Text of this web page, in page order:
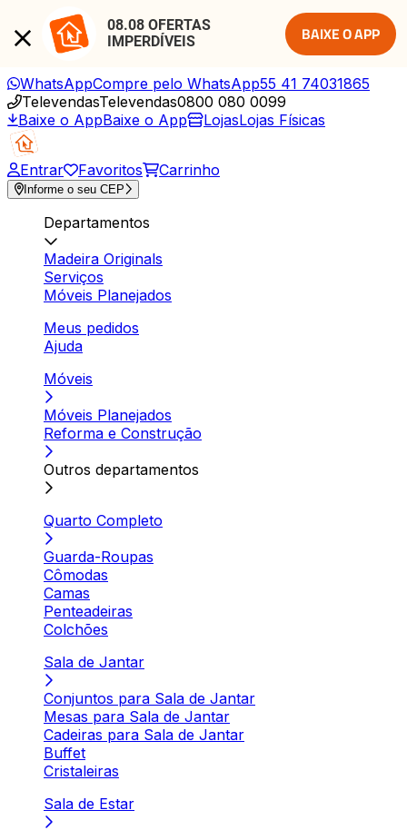
08.08 OFERTAS
IMPERDÍVEIS
BAIXE O APP
WhatsAppCompre pelo WhatsApp55 41 74031865
TelevendasTelevendas0800 080 0099
Baixe o AppBaixe o App LojasLojas Físicas
Entrar Favoritos Carrinho
Informe o seu CEP
Departamentos
Madeira Originals
Serviços
Móveis Planejados
Meus pedidos
Ajuda
Móveis
Móveis Planejados
Reforma e Construção
Outros departamentos
Quarto Completo
Guarda-Roupas
Cômodas
Camas
Penteadeiras
Colchões
Sala de Jantar
Conjuntos para Sala de Jantar
Mesas para Sala de Jantar
Cadeiras para Sala de Jantar
Buffet
Cristaleiras
Sala de Estar